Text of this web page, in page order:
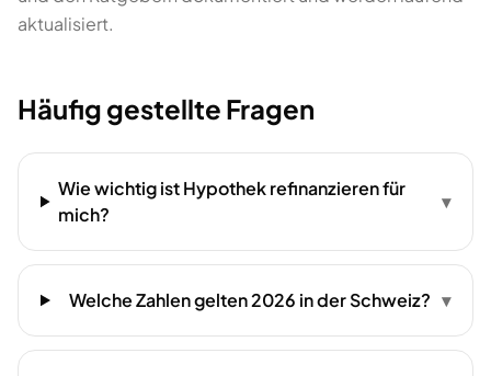
aktualisiert.
Häufig gestellte Fragen
Wie wichtig ist Hypothek refinanzieren für
mich?
▾
Welche Zahlen gelten 2026 in der Schweiz? ▾